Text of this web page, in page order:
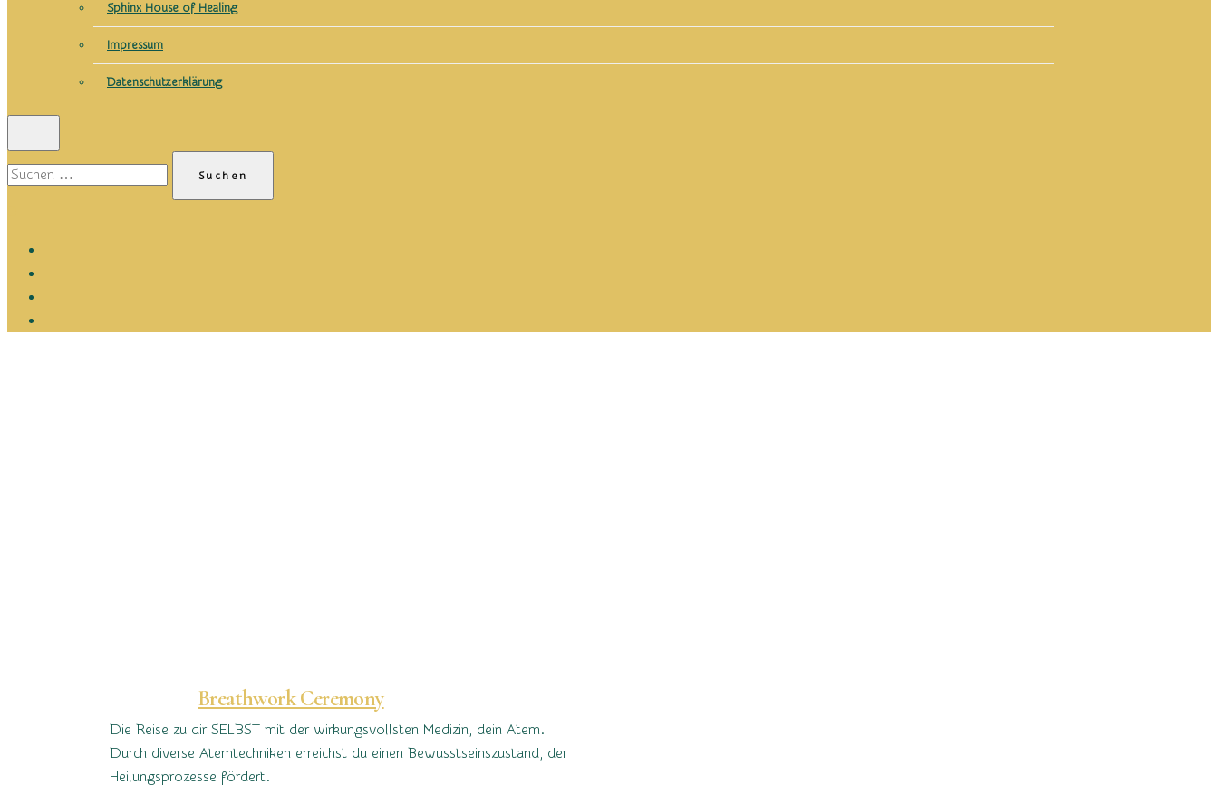
Sphinx House of Healing
Impressum
Datenschutzerklärung
Suchen
nach:
Breathwork Ceremony
Die Reise zu dir SELBST mit der wirkungsvollsten Medizin, dein Atem.
Durch diverse Atemtechniken erreichst du einen Bewusstseinszustand, der
Heilungsprozesse fördert.